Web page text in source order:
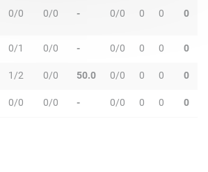
0/0 0/0 - 0/0 0 0 0
0/1 0/0 - 0/0 0 0 0
1/2 0/0 50.0 0/0 0 0 0
0/0 0/0 - 0/0 0 0 0